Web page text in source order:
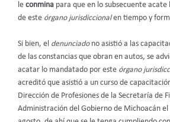
le conmina para que en lo subsecuente
de este órgano jurisdiccionalen tiempo y
Si bien, el denunciadono asistió a las
de las constancias que obran en autos, se
acatar lo mandatado por este órgano
acreditó que asistió a un curso de
Dirección de Profesiones de la Secretaría de
Administración del Gobierno de Michoacán el